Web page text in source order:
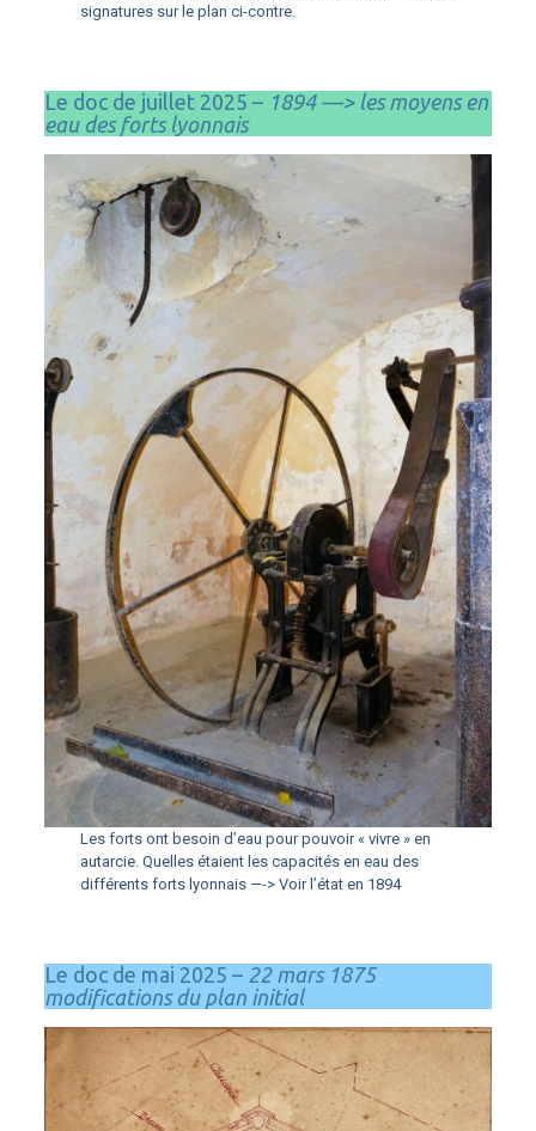
signatures sur le plan ci-contre.
Le doc de juillet 2025 – 1894 —> les moyens en
eau des forts lyonnais
Les forts ont besoin d’eau pour pouvoir « vivre » en
autarcie. Quelles étaient les capacités en eau des
différents forts lyonnais —-> Voir l’état en 1894
Le doc de mai 2025 – 22 mars 1875
modifications du plan initial